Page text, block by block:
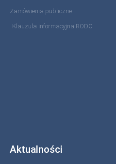
Zamówienia publiczne
Klauzula informacyjna RODO
Aktualności